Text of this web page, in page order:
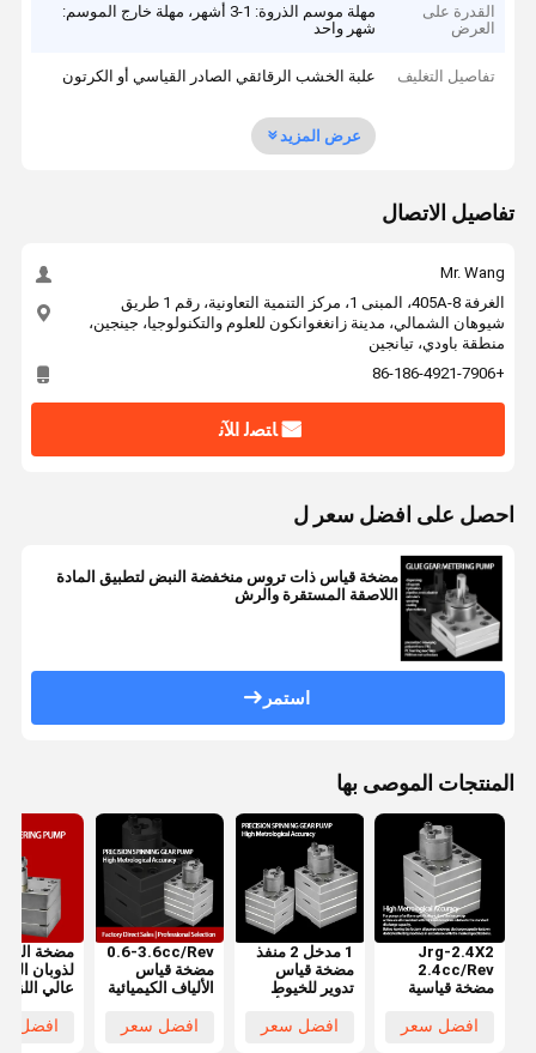
القدرة على
العرض
مهلة موسم الذروة: 1-3 أشهر، مهلة خارج الموسم:
شهر واحد
تفاصيل التغليف علبة الخشب الرقائقي الصادر القياسي أو الكرتون
عرض المزيد
تفاصيل الاتصال
Mr. Wang
الغرفة 405A-8، المبنى 1، مركز التنمية التعاونية، رقم 1 طريق
شيوهان الشمالي، مدينة زانغغوانكون للعلوم والتكنولوجيا، جينجين،
منطقة باودي، تيانجين
+86-186-4921-7906
ﺎﺘﺼﻟ ﺍﻶﻧ
احصل على افضل سعر ل
مضخة قياس ذات تروس منخفضة النبض لتطبيق المادة
اللاصقة المستقرة والرش
استمر
المنتجات الموصى بها
Jrg-2.4X2
2.4cc/Rev
مضخة قياسية
للألياف الكيميائية
افضل سعر
1 مدخل 2 منفذ
مضخة قياس
تدوير للخيوط
نايلون خيط
افضل سعر
0.6-3.6cc/Rev
مضخة قياس
الألياف الكيميائية
ومخرجين)
افضل سعر
مضخة
لذوبان
عالي
الكيميائي
افضل